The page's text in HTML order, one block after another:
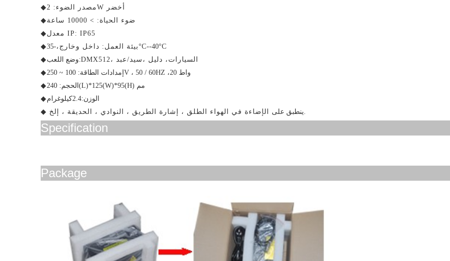
◆
مصدر الضوء: 2W أخضر
◆
ضوء
الحياة: > 10000 ساعة
◆
معدل IP: IP65
◆
بيئة العمل: داخل وخارج، -35°C--40°C
◆
وضع اللعب: DMX512، السيارات ، دليل ، سيد/عبد
◆
إمدادات الطاقة: 100 ~ 250V ، 50 / 60HZ ،2
0 واط
◆
الحجم: 2 4 0(L)*125(W)*95
(H) مم
◆
الوزن:2.4كيلوغرام
◆
ينطبق علىالإضاءة في الهواء الطلق ، إشارة الطريق ، النوادي ، الحديقة ، إلخ.
Specification
Package